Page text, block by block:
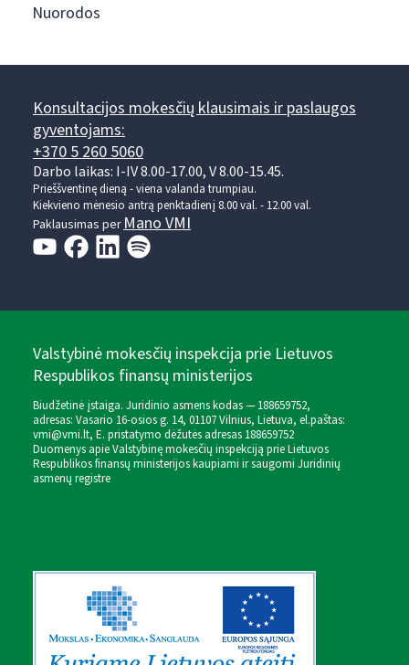
Nuorodos
Konsultacijos mokesčių klausimais ir paslaugos
gyventojams:
+370 5 260 5060
Darbo laikas: I-IV 8.00-17.00, V 8.00-15.45.
Prieššventinę dieną - viena valanda trumpiau.
Kiekvieno mėnesio antrą penktadienį 8.00 val. - 12.00 val.
Paklausimas per Mano VMI
Valstybinė mokesčių inspekcija prie Lietuvos
Respublikos finansų ministerijos
Biudžetinė įstaiga. Juridinio asmens kodas — 188659752,
adresas: Vasario 16-osios g. 14, 01107 Vilnius, Lietuva, el.paštas:
vmi@vmi.lt, E. pristatymo dėžutės adresas 188659752
Duomenys apie Valstybinę mokesčių inspekciją prie Lietuvos
Respublikos finansų ministerijos kaupiami ir saugomi Juridinių
asmenų registre